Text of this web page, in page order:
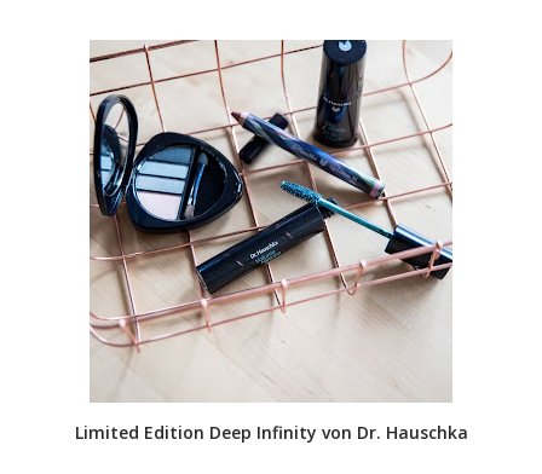
Limited Edition Deep Infinity von Dr. Hauschka